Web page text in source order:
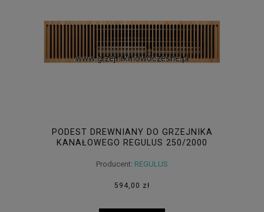
PODEST DREWNIANY DO GRZEJNIKA
KANAŁOWEGO REGULUS 250/2000
Producent: REGULUS
594,00 zł